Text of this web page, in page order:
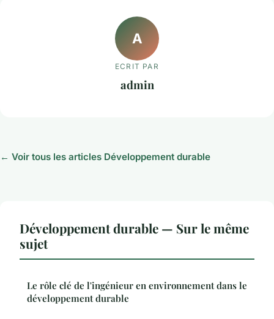
A
ECRIT PAR
admin
← Voir tous les articles Développement durable
Développement durable — Sur le même
sujet
Le rôle clé de l'ingénieur en environnement dans le
développement durable